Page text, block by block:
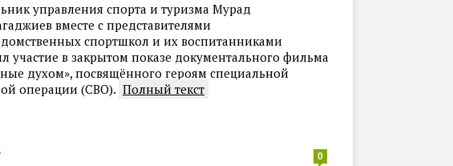
управления спорта и туризма Мурад
вместе с представителями
спортшкол и их воспитанниками
участие в закрытом показе документального фильма
духом», посвящённого героям специальной
операции (СВО). Полный текст
0